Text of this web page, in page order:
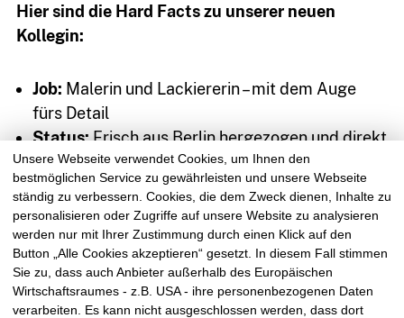
7934399
kontakt@sm-
kattner.de
Hier sind die Hard Facts zu unserer neuen
Kollegin:
Job: Malerin und Lackiererin – mit dem Auge
fürs Detail
Status:Frisch aus Berlin hergezogen und direkt
bei uns gelandet.
Was Denise bei uns feiert:Vor allem das
Teamgefühl! Dass wir uns jeden Morgen im
Büro zur Lagebesprechung treffen, die
Baustellen durchgehen und die Teams einteilen,
gibt ihr genau den richtigen Start in den Tag.
Struktur, Kaffee und nette Kollegen – so muss
Unsere Webseite verwendet Cookies, um Ihnen den
bestmöglichen Service zu gewährleisten und unsere Webseite
ständig zu verbessern. Cookies, die dem Zweck dienen, Inhalte zu
personalisieren oder Zugriffe auf unsere Website zu analysieren
werden nur mit Ihrer Zustimmung durch einen Klick auf den
Button „Alle Cookies akzeptieren“ gesetzt. In diesem Fall stimmen
Sie zu, dass auch Anbieter außerhalb des Europäischen
Wirtschaftsraumes - z.B. USA - ihre personenbezogenen Daten
verarbeiten. Es kann nicht ausgeschlossen werden, dass dort